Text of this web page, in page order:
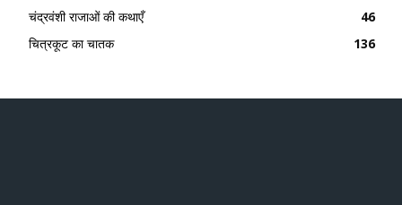
चंद्रवंशी राजाओं की कथाएँ
46
चित्रकूट का चातक
136